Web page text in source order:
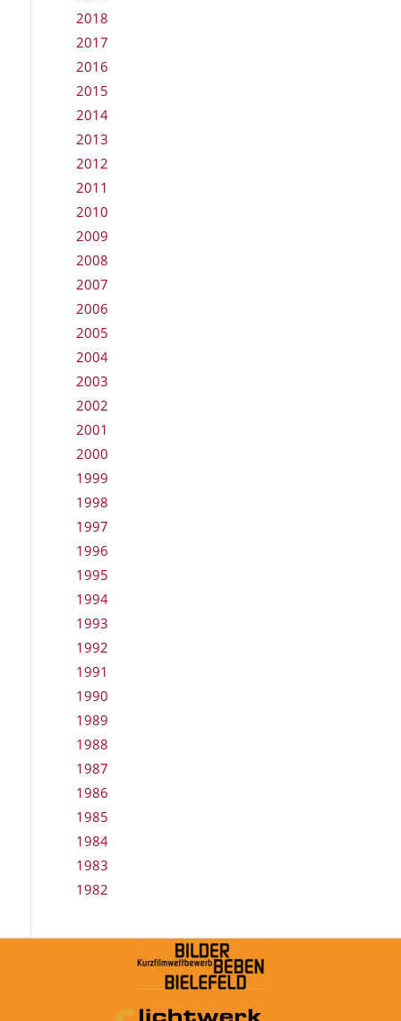
2018
2017
2016
2015
2014
2013
2012
2011
2010
2009
2008
2007
2006
2005
2004
2003
2002
2001
2000
1999
1998
1997
1996
1995
1994
1993
1992
1991
1990
1989
1988
1987
1986
1985
1984
1983
1982